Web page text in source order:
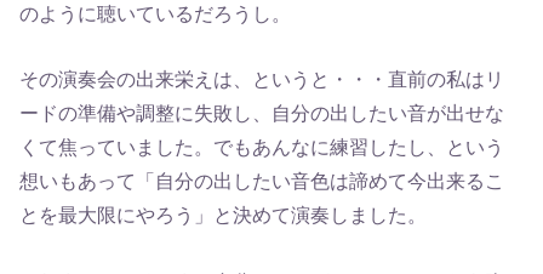
のように聴いているだろうし。
その演奏会の出来栄えは、というと・・・直前の私はリ
ードの準備や調整に失敗し、自分の出したい音が出せな
くて焦っていました。でもあんなに練習したし、という
想いもあって「自分の出したい音色は諦めて今出来るこ
とを最大限にやろう」と決めて演奏しました。